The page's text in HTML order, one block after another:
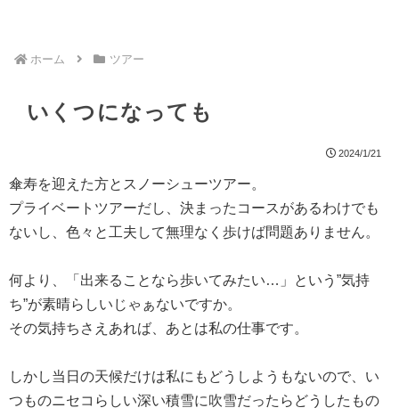
ホーム ツアー
いくつになっても
2024/1/21
傘寿を迎えた方とスノーシューツアー。
プライベートツアーだし、決まったコースがあるわけでも
ないし、色々と工夫して無理なく歩けば問題ありません。
何より、「出来ることなら歩いてみたい…」という”気持
ち”が素晴らしいじゃぁないですか。
その気持ちさえあれば、あとは私の仕事です。
しかし当日の天候だけは私にもどうしようもないので、い
つものニセコらしい深い積雪に吹雪だったらどうしたもの